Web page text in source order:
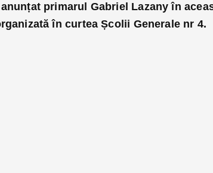
primarul Gabriel Lazany în
în curtea Școlii Generale nr 4.